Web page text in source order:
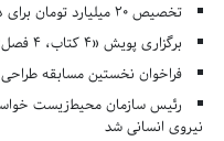
تخصیص ۲۰ میلیارد تومان برای درمان بیماران هموفیلی
برگزاری پویش «۴ کتاب، ۴ فصل» در مراکز کانون البرز
فراخوان نخستین مسابقه
رئیس سازمان محیط‌زیست
نیروی انسانی شد